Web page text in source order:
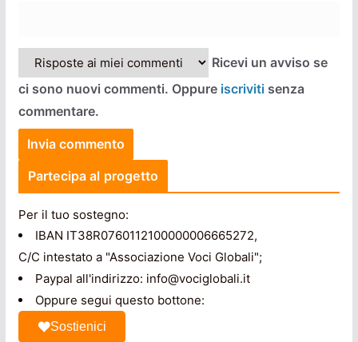
Ricevi un avviso se
ci sono nuovi commenti. Oppure iscrivitisenza
commentare.
Partecipa al progetto
Per il tuo sostegno:
IBAN IT38R0760112100000006665272,
C/C intestato a "Associazione Voci Globali";
Paypal all'indirizzo: info@vociglobali.it
Oppure segui questo bottone:
Sostienici